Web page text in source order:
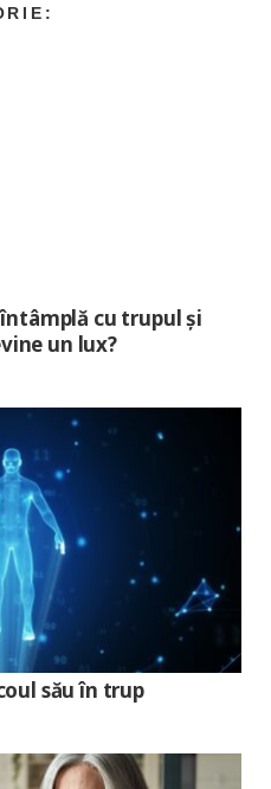
întâmplă cu trupul și
un lux?
său în trup